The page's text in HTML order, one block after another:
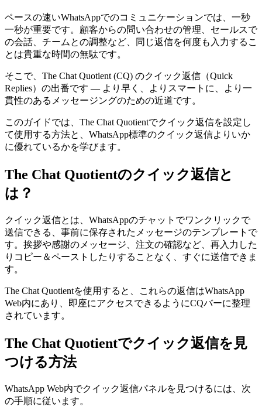
ペースの速いWhatsAppでのコミュニケーションでは、一秒
一秒が重要です。顧客からの問い合わせの管理、セールスで
の会話、チームとの調整など、同じ返信を何度も入力するこ
とは貴重な時間の無駄です。
そこで、The Chat Quotient (CQ) のクイック返信（Quick
Replies）の出番です — より早く、よりスマートに、より一
貫性のあるメッセージングのための近道です。
このガイドでは、The Chat Quotientでクイック返信を設定し
て使用する方法と、WhatsApp標準のクイック返信よりいか
に優れているかを学びます。
The Chat Quotientのクイック返信と
は？
クイック返信とは、WhatsAppのチャットでワンクリックで
送信できる、事前に保存されたメッセージのテンプレートで
す。挨拶や感謝のメッセージ、注文の確認など、再入力した
りコピー＆ペーストしたりすることなく、すぐに送信できま
す。
The Chat Quotientを使用すると、これらの返信はWhatsApp
Web内にあり、即座にアクセスできるようにCQバーに整理
されています。
The Chat Quotientでクイック返信を見
つける方法
WhatsApp Web内でクイック返信パネルを見つけるには、次
の手順に従います。